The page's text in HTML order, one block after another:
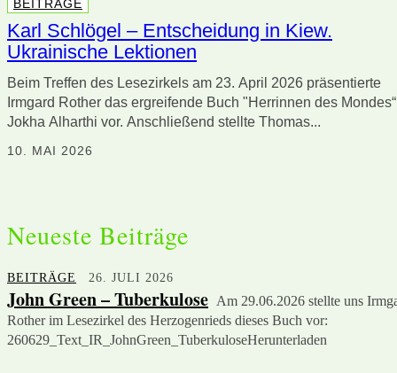
BEITRÄGE
Karl Schlögel – Entscheidung in Kiew.
Ukrainische Lektionen
Beim Treffen des Lesezirkels am 23. April 2026 präsentierte
Irmgard Rother das ergreifende Buch "Herrinnen des
Jokha Alharthi vor. Anschließend stellte Thomas...
10. MAI 2026
Neueste Beiträge
BEITRÄGE 26. JULI 2026
John Green – Tuberkulose Am 29.06.2026 stellte uns
Rother im Lesezirkel des Herzogenrieds dieses Buch vor:
260629_Text_IR_JohnGreen_TuberkuloseHerunterladen